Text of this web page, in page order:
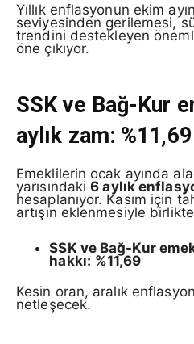
Yıllık enflasyonun ekim
seviyesinden gerilemesi,
trendini destekleyen
öne çıkıyor.
SSK ve Bağ-Kur
aylık zam: %11,69
Emeklilerin ocak ayında
yarısındaki6 aylık
hesaplanıyor. Kasım için
artışın eklenmesiyle
SSK ve Bağ-Kur
hakkı: %11,69
Kesin oran, aralık
netleşecek.